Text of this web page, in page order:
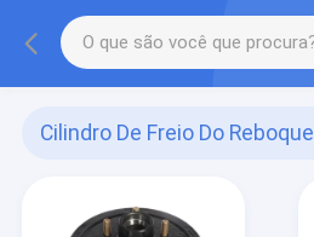
Cilindro De Freio Do Reboque